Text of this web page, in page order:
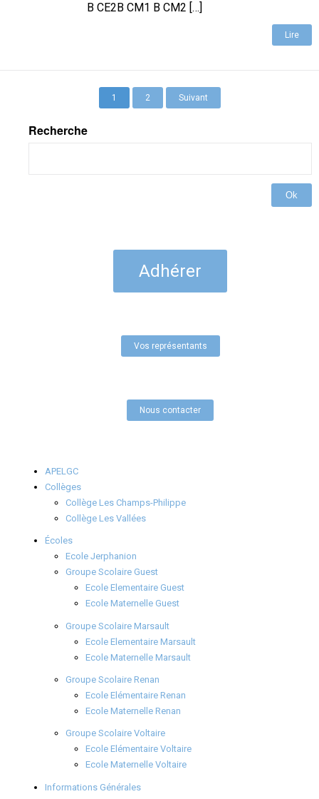
B CE2B CM1 B CM2 […]
Lire
1 2 Suivant
Recherche
Ok
Adhérer
Vos représentants
Nous contacter
APELGC
Collèges
Collège Les Champs-Philippe
Collège Les Vallées
Écoles
Ecole Jerphanion
Groupe Scolaire Guest
Ecole Elementaire Guest
Ecole Maternelle Guest
Groupe Scolaire Marsault
Ecole Elementaire Marsault
Ecole Maternelle Marsault
Groupe Scolaire Renan
Ecole Elémentaire Renan
Ecole Maternelle Renan
Groupe Scolaire Voltaire
Ecole Elémentaire Voltaire
Ecole Maternelle Voltaire
Informations Générales